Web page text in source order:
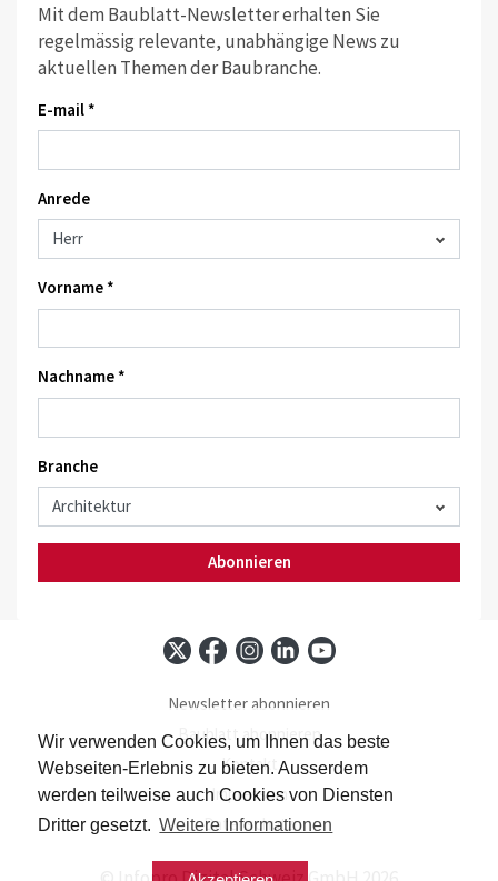
Wir verwenden Cookies, um Ihnen das beste
Webseiten-Erlebnis zu bieten. Ausserdem
werden teilweise auch Cookies von Diensten
Dritter gesetzt. Weitere Informationen
Mit dem Baublatt-Newsletter erhalten Sie
regelmässig relevante, unabhängige News zu
aktuellen Themen der Baubranche.
E-mail *
Anrede
Vorname *
Nachname *
Branche
Abonnieren
Newsletter abonnieren
Baublatt abonnieren
Kontakt
Impressum
Datenschutz